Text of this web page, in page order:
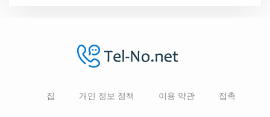
집 개인 정보 정책 이용 약관 접촉